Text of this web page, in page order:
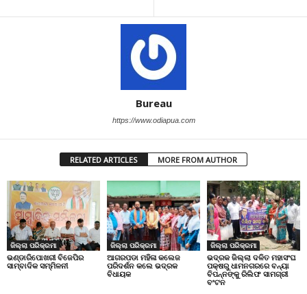
Bureau
https://www.odiapua.com
RELATED ARTICLES MORE FROM AUTHOR
ଜିଲ୍ଲା ପରିକ୍ରମା
ଭଣ୍ଡାରିପୋଖରୀ ବିଜେପିର
ସାମ୍ବାଦିକ ସମ୍ମିଳନୀ
ଜିଲ୍ଲା ପରିକ୍ରମା
ଆଗରପଡା ମହିଳା କଲେଜ
ପରିଦର୍ଶନ କଲେ ଭଦ୍ରକ
ବିଧାୟକ
ଜିଲ୍ଲା ପରିକ୍ରମା
ଭଦ୍ରକ ଜିଲ୍ଲା ଦଳିତ ମହାସଂଘ
ପକ୍ଷରୁ ଧାମନଗରରେ ବନ୍ୟା
ବିପନ୍ନଙ୍କୁ ରିଲିଫ ସାମଗ୍ରୀ
ବଂଟନ